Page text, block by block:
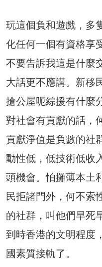
玩這個負和遊戲，多
化任何一個有資格享
不要告訴我這是什麼
大話更不應講。新移
搶公屋呃綜援有什麼
對社會有貢獻的話，
貢獻淨值是負數的社
動性低，低技術低收
頭機會。怕攤薄本土
民拒諸門外，何不索
的社群，叫他們早死
到時香港的文明程度
國素質接軌了。